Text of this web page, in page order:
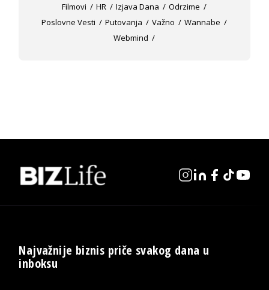
Filmovi
HR Izjava Dana
Odrzime
Poslovne Vesti
Putovanja Važno
Wannabe
Webmind
Najvažnije biznis priče svakog dana u
inboksu